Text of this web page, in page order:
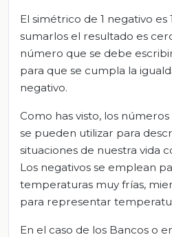
El simétrico de 1 negativo es
sumarlos el resultado es
número que se debe
para que se cumpla la
negativo.
Como has visto, los
se pueden utilizar para
situaciones de nuestra vida
Los negativos se emplean
temperaturas muy frías,
para representar
En el caso de los Bancos o